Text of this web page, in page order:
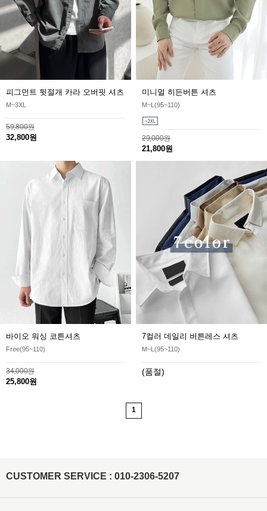
피그먼트 뒷절개 카라 오버핏 셔츠
M~3XL
59,800원
32,800원
미니멀 히든버튼 셔츠
M~L(95~110)
29,000원
21,800원
바이오 워싱 코튼셔츠
Free(95~110)
34,000원
25,800원
7컬러 데일리 버튼레스 셔츠
M~L(95~110)
(품절)
1
CUSTOMER SERVICE : 010-2306-5207